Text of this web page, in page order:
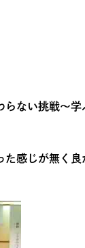
ない挑戦～学
感じが無く